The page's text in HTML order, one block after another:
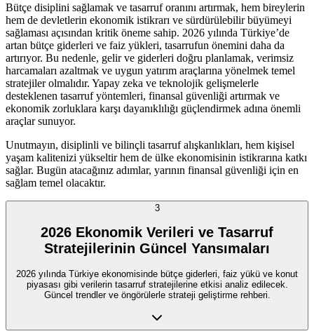
Bütçe disiplini sağlamak ve tasarruf oranını artırmak, hem bireylerin
hem de devletlerin ekonomik istikrarı ve sürdürülebilir büyümeyi
sağlaması açısından kritik öneme sahip. 2026 yılında Türkiye’de
artan bütçe giderleri ve faiz yükleri, tasarrufun önemini daha da
artırıyor. Bu nedenle, gelir ve giderleri doğru planlamak, verimsiz
harcamaları azaltmak ve uygun yatırım araçlarına yönelmek temel
stratejiler olmalıdır. Yapay zeka ve teknolojik gelişmelerle
desteklenen tasarruf yöntemleri, finansal güvenliği artırmak ve
ekonomik zorluklara karşı dayanıklılığı güçlendirmek adına önemli
araçlar sunuyor.
Unutmayın, disiplinli ve bilinçli tasarruf alışkanlıkları, hem kişisel
yaşam kalitenizi yükseltir hem de ülke ekonomisinin istikrarına katkı
sağlar. Bugün atacağınız adımlar, yarının finansal güvenliği için en
sağlam temel olacaktır.
3
2026 Ekonomik Verileri ve Tasarruf
Stratejilerinin Güncel Yansımaları
2026 yılında Türkiye ekonomisinde bütçe giderleri, faiz yükü ve konut
piyasası gibi verilerin tasarruf stratejilerine etkisi analiz edilecek.
Güncel trendler ve öngörülerle strateji geliştirme rehberi.